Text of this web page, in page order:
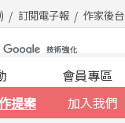
) 訂閱電子報 作家後台
提案 加入我們
會員專區